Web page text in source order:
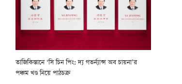
তাজিকিস্তানে ‘সি চিন পিং: দ্য গভর্ন্যান্স অব চায়না’র
পঞ্চম খণ্ড নিয়ে পাঠচক্র